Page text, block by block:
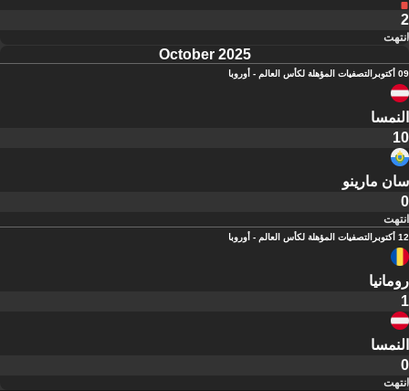
2
انتهت
October 2025
09 أكتوبر التصفيات المؤهلة لكأس العالم - أوروبا
النمسا
10
سان مارينو
0
انتهت
12 أكتوبر التصفيات المؤهلة لكأس العالم - أوروبا
رومانيا
1
النمسا
0
انتهت